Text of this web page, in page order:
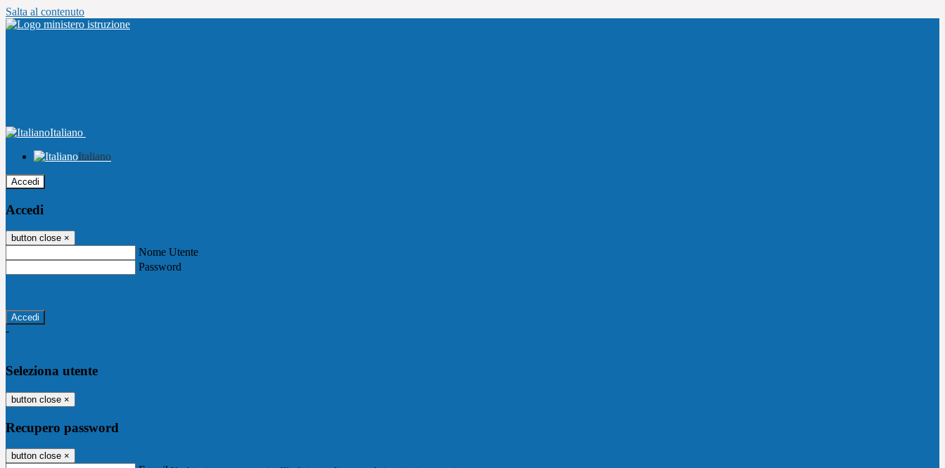
Salta al contenuto
Italiano
Italiano
Accedi
Accedi
button close ×
Nome Utente
Password
-
Seleziona utente
button close ×
Recupero password
button close ×